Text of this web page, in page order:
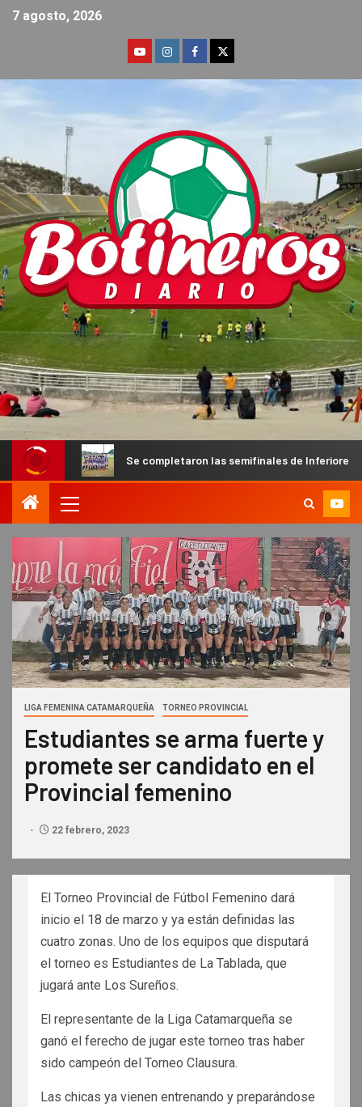
7 agosto, 2026
Se completaron las semifinales de Inferiores en Capital y
LIGA FEMENINA CATAMARQUEÑA TORNEO PROVINCIAL
Estudiantes se arma fuerte y
promete ser candidato en el
Provincial femenino
22 febrero, 2023
El Torneo Provincial de Fútbol Femenino dará
inicio el 18 de marzo y ya están definidas las
cuatro zonas. Uno de los equipos que disputará
el torneo es Estudiantes de La Tablada, que
jugará ante Los Sureños.
El representante de la Liga Catamarqueña se
ganó el ferecho de jugar este torneo tras haber
sido campeón del Torneo Clausura.
Las chicas ya vienen entrenando y preparándose